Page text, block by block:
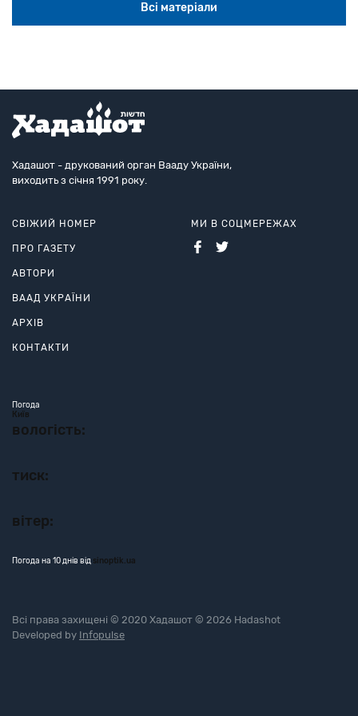
Всі матеріали
Хадашот - друкований орган Вааду України,
виходить з січня 1991 року.
СВІЖИЙ НОМЕР
ПРО ГАЗЕТУ
АВТОРИ
ВААД УКРАЇНИ
АРХІВ
КОНТАКТИ
МИ В СОЦМЕРЕЖАХ
Погода
Київ
вологість:
тиск:
вітер:
Погода на 10 днів від sinoptik.ua
Всі права захищені © 2020 Хадашот © 2026 Hadashot
Developed by Infopulse